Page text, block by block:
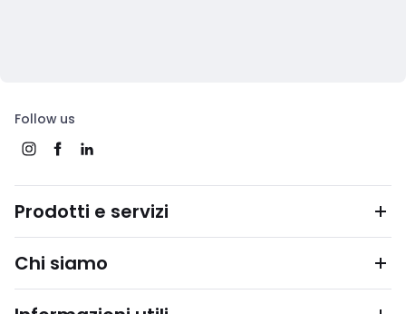
Follow us
Prodotti e servizi
Chi siamo